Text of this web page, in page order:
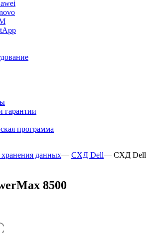
гарантии
программа
данных— СХД Dell— СХД Dell
8500